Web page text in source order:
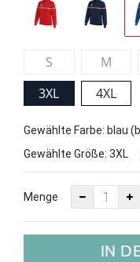
S M
3XL
4XL
Gewählte Farbe: blau
Gewählte Größe: 3XL
Menge
IN